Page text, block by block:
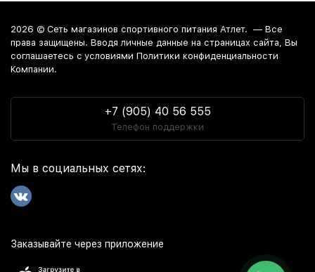
2026 © Сеть магазинов спортивного питания Атлет. — Все
права защищены. Вводя личные данные на страницах сайта, Вы
соглашаетесь c условиями Политики конфиденциальности
Компании.
+7 (905) 40 56 555
Телефон поддержки
Мы в социальных сетях:
Заказывайте через приложение